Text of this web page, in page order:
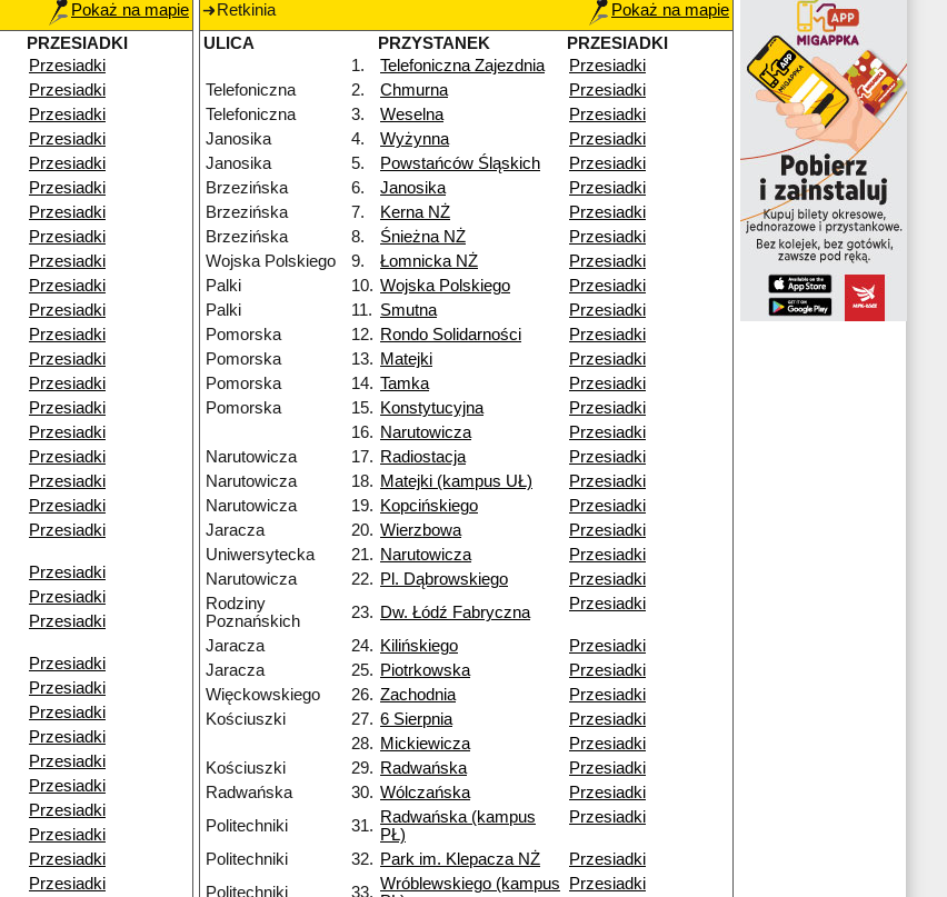
Pokaż na mapie
PRZESIADKI
Przesiadki
Przesiadki
Przesiadki
Przesiadki
Przesiadki
Przesiadki
Przesiadki
Przesiadki
Przesiadki
Przesiadki
Przesiadki
Przesiadki
Przesiadki
Przesiadki
Przesiadki
Przesiadki
Przesiadki
Przesiadki
Przesiadki
Przesiadki
Przesiadki
Przesiadki
Przesiadki
Przesiadki
Przesiadki
Przesiadki
Przesiadki
Przesiadki
Przesiadki
Przesiadki
Przesiadki
Przesiadki
Przesiadki
Retkinia
Pokaż na mapie
ULICA
PRZYSTANEK
PRZESIADKI
1.
Telefoniczna Zajezdnia
Przesiadki
Telefoniczna
2. Chmurna
Przesiadki
Telefoniczna
3. Weselna
Przesiadki
Janosika
4. Wyżynna
Przesiadki
Janosika
5. Powstańców Śląskich
Przesiadki
Brzezińska
6. Janosika
Przesiadki
Brzezińska
7. Kerna NŻ
Przesiadki
Brzezińska
8. Śnieżna NŻ
Przesiadki
Wojska Polskiego
9. Łomnicka NŻ
Przesiadki
Palki
10. Wojska Polskiego
Przesiadki
Palki
11. Smutna
Przesiadki
Pomorska
12. Rondo Solidarności
Przesiadki
Pomorska
13. Matejki
Przesiadki
Pomorska
14. Tamka
Przesiadki
Pomorska
15. Konstytucyjna
Przesiadki
16. Narutowicza
Przesiadki
Narutowicza
17. Radiostacja
Przesiadki
Narutowicza
18. Matejki (kampus UŁ)
Przesiadki
Narutowicza
19. Kopcińskiego
Przesiadki
Jaracza
20. Wierzbowa
Przesiadki
Uniwersytecka
21. Narutowicza
Przesiadki
Narutowicza
22. Pl. Dąbrowskiego
Przesiadki
Rodziny
Poznańskich
23. Dw. Łódź Fabryczna Przesiadki
Jaracza 24. Kilińskiego
Przesiadki
Jaracza
25. Piotrkowska
Przesiadki
Więckowskiego
26. Zachodnia
Przesiadki
Kościuszki
27. 6 Sierpnia
Przesiadki
28. Mickiewicza
Przesiadki
Kościuszki
29. Radwańska
Przesiadki
Radwańska
30. Wólczańska
Przesiadki
Politechniki
31. Radwańska (kampus
PŁ)
Przesiadki
Politechniki 32. Park im. Klepacza NŻ
Przesiadki
Politechniki
33. Wróblewskiego (kampus
Przesiadki